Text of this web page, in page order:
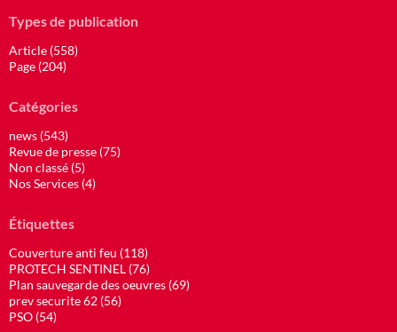
Types de publication
Article (558)
Page (204)
Catégories
news (543)
Revue de presse (75)
Non classé (5)
Nos Services (4)
Étiquettes
Couverture anti feu (118)
PROTECH SENTINEL (76)
Plan sauvegarde des oeuvres (69)
prev securite 62 (56)
PSO (54)